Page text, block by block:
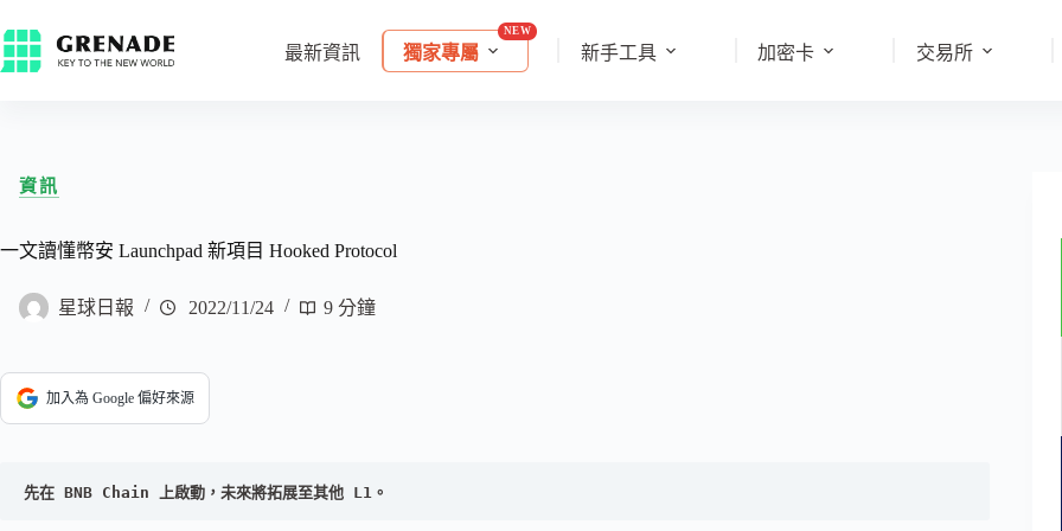
最新資訊 獨家專屬 新手工具 加密卡 交易所
資訊
一文讀懂幣安 Launchpad 新項目 Hooked Protocol
星球日報 2022/11/24 9 分鐘
加入為 Google 偏好來源
先在 BNB Chain 上啟動，未來將拓展至其他 L1。